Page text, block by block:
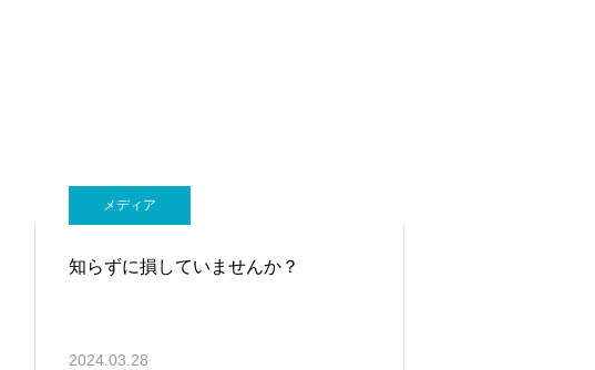
メディア
知らずに損していませんか？
2024.03.28